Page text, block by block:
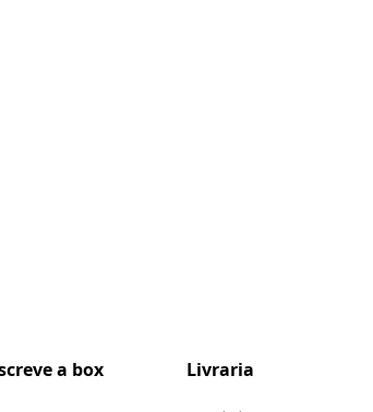
a box Livraria